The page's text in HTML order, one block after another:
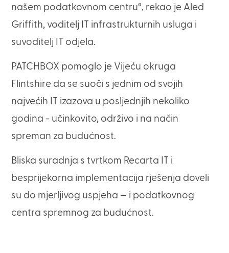
našem podatkovnom centru“, rekao je Aled
Griffith, voditelj IT infrastrukturnih usluga i
suvoditelj IT odjela.
PATCHBOX pomoglo je Vijeću okruga
Flintshire da se suoči s jednim od svojih
najvećih IT izazova u posljednjih nekoliko
godina - učinkovito, održivo i na način
spreman za budućnost.
Bliska suradnja s tvrtkom Recarta IT i
besprijekorna implementacija rješenja doveli
su do mjerljivog uspjeha — i podatkovnog
centra spremnog za budućnost.